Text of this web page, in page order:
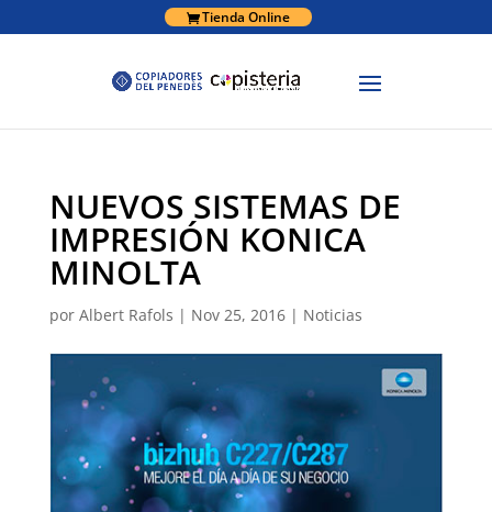
Tienda Online
NUEVOS SISTEMAS DE
IMPRESIÓN KONICA
MINOLTA
por Albert Rafols | Nov 25, 2016| Noticias